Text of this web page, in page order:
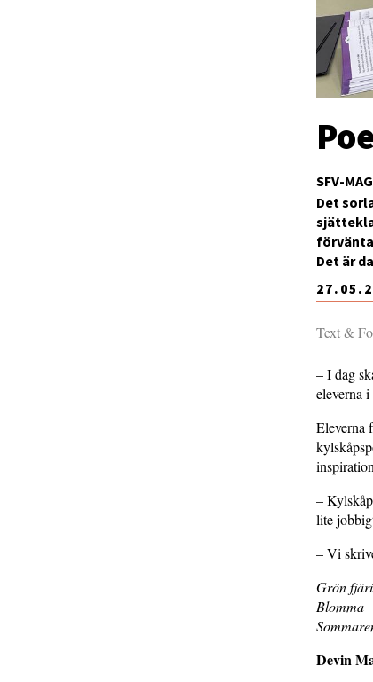
SFV-
Det
Det är
Text &
– I dag
eleverna
Eleverna
–
lite
– Vi
Grön
Blomma
Devin